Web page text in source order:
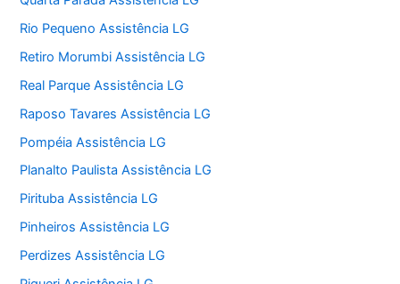
Rio Pequeno Assistência LG
Retiro Morumbi Assistência LG
Real Parque Assistência LG
Raposo Tavares Assistência LG
Pompéia Assistência LG
Planalto Paulista Assistência LG
Pirituba Assistência LG
Pinheiros Assistência LG
Perdizes Assistência LG